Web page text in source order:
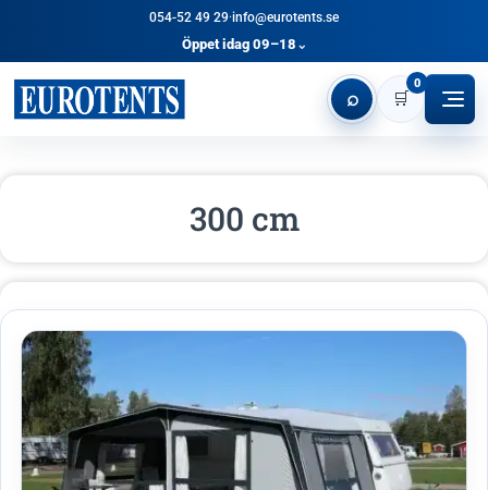
054-52 49 29·info@eurotents.se
Öppet idag 09–18 ⌄
⌕ 🛒
0
300 cm